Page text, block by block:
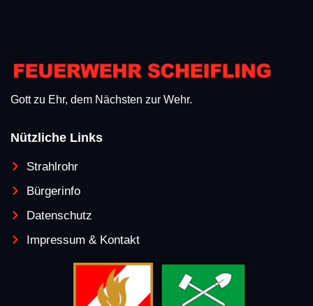
Gott zu Ehr, dem Nächsten zur Wehr.
Nützliche Links
Strahlrohr
Bürgerinfo
Datenschutz
Impressum & Kontakt